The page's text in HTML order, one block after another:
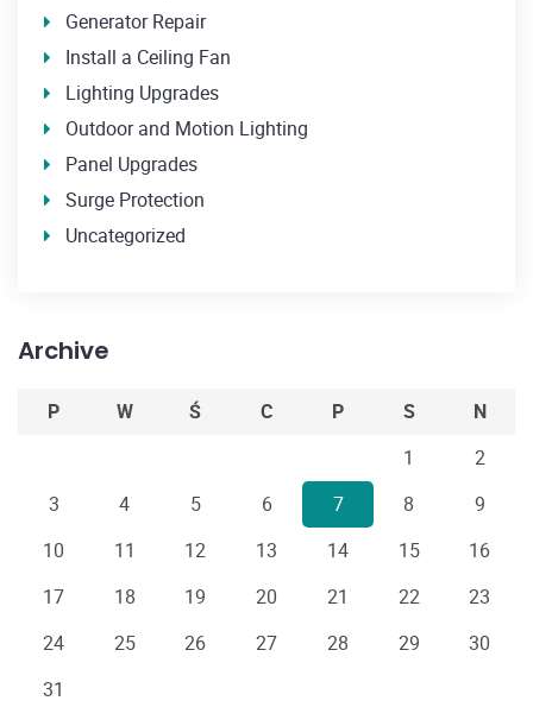
Generator Repair
Install a Ceiling Fan
Lighting Upgrades
Outdoor and Motion Lighting
Panel Upgrades
Surge Protection
Uncategorized
Archive
P W Ś C P S
N
1
2
3
4 5 6 7 8
9
10
11 12 13 14 15
16
17
18 19 20 21 22
23
24
25 26 27 28 29
30
31